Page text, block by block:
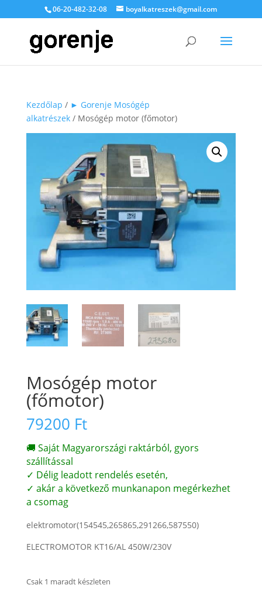
06-20-482-32-08 boyalkatreszek@gmail.com
Kezdőlap / ► Gorenje Mosógép
alkatrészek/ Mosógép motor (főmotor)
Mosógép motor
(főmotor)
79200 Ft
🚚 Saját Magyarországi raktárból, gyors
szállítással
✓ Délig leadott rendelés esetén,
✓ akár a következő munkanapon megérkezhet
a csomag
elektromotor(154545,265865,291266,587550)
ELECTROMOTOR KT16/AL 450W/230V
Csak 1 maradt készleten